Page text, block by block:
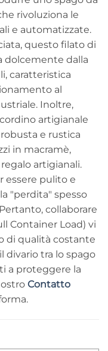
rivoluziona le
e automatizzate.
questo filato di
dolcemente dalla
caratteristica
al
Inoltre,
artigianale
e rustica
in macramè,
artigianali.
essere pulito e
"perdita" spesso
collaborare
Container Load) vi
di qualità costante
divario tra lo spago
a proteggere la
Contatto